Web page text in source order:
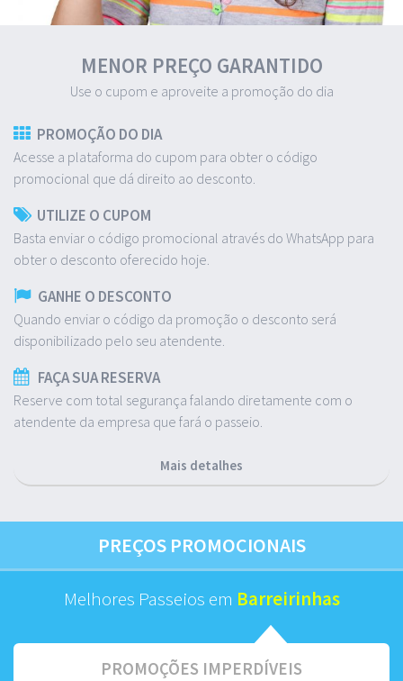
MENOR PREÇO GARANTIDO
Use o cupom e aproveite a promoção do dia
PROMOÇÃO DO DIA
Acesse a plataforma do cupom para obter o código
promocional que dá direito ao desconto.
UTILIZE O CUPOM
Basta enviar o código promocional através do WhatsApp para
obter o desconto oferecido hoje.
GANHE O DESCONTO
Quando enviar o código da promoção o desconto será
disponibilizado pelo seu atendente.
FAÇA SUA RESERVA
Reserve com total segurança falando diretamente com o
atendente da empresa que fará o passeio.
Mais detalhes
PREÇOS PROMOCIONAIS
Melhores Passeios em Barreirinhas
PROMOÇÕES IMPERDÍVEIS